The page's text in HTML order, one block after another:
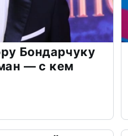
Бондарчуку
— с кем